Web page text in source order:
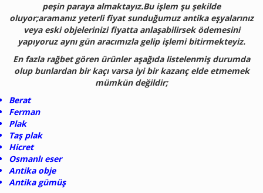
peşin paraya almaktayız.Bu işlem şu şekilde
oluyor;aramanız yeterli fiyat sunduğumuz antika eşyalarınız
veya eski objelerinizi fiyatta anlaşabilirsek ödemesini
yapıyoruz aynı gün aracımızla gelip işlemi bitirmekteyiz.
En fazla rağbet gören ürünler aşağıda listelenmiş durumda
olup bunlardan bir kaçı varsa iyi bir kazanç elde etmemek
mümkün değildir;
Berat
Ferman
Plak
Taş plak
Hicret
Osmanlı eser
Antika obje
Antika gümüş